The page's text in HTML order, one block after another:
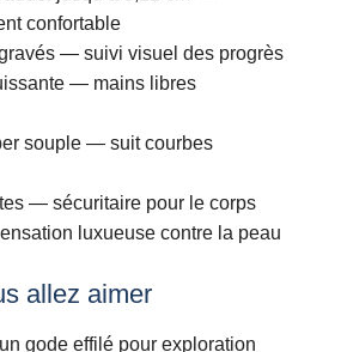
confortable
— suivi visuel des progrès
— mains libres
souple — suit courbes
— sécuritaire pour le corps
luxueuse contre la peau
allez aimer
gode effilé pour exploration